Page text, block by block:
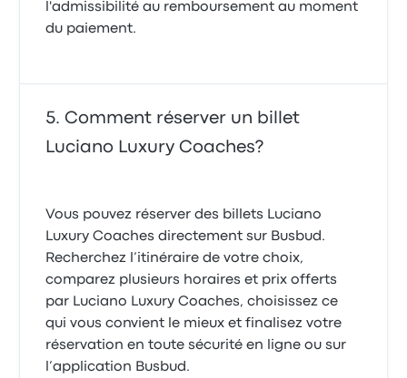
l'admissibilité au remboursement au moment
du paiement.
Comment réserver un billet
Luciano Luxury Coaches?
Vous pouvez réserver des billets Luciano
Luxury Coaches directement sur Busbud.
Recherchez l’itinéraire de votre choix,
comparez plusieurs horaires et prix offerts
par Luciano Luxury Coaches, choisissez ce
qui vous convient le mieux et finalisez votre
réservation en toute sécurité en ligne ou sur
l’application Busbud.